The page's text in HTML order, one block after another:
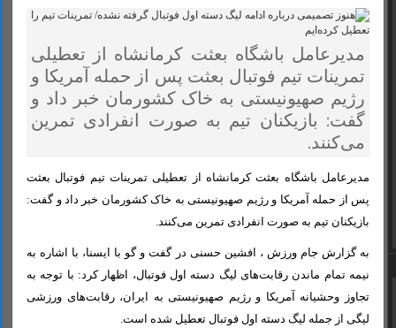
مدیرعامل باشگاه بعثت کرمانشاه از تعطیلی
تمرینات تیم فوتبال بعثت پس از حمله آمریکا و
رژیم صهیونیستی به خاک کشورمان خبر داد و
گفت: بازیکنان تیم به صورت انفرادی تمرین
می‌کنند.
مدیرعامل باشگاه بعثت کرمانشاه از تعطیلی تمرینات تیم فوتبال بعثت
پس از حمله آمریکا و رژیم صهیونیستی به خاک کشورمان خبر داد و گفت:
بازیکنان تیم به صورت انفرادی تمرین می‌کنند.
به گزارش جام ورزش ، افشین حسنی در گفت و گو با ایسنا، با اشاره به
نیمه تمام ماندن رقابت‌های لیگ دسته اول فوتبال، اظهار کرد: با توجه به
تجاوز وحشیانه آمریکا و رژیم صهیونیستی به ایران، رقابت‌های ورزشی
لیگی از جمله لیگ دسته اول فوتبال تعطیل شده است.